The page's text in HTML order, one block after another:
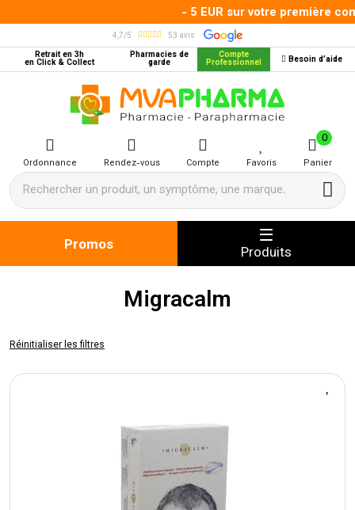
- 5 EUR sur votre première
4,7/5
53 avis
Retrait en 3h
en Click & Collect
Pharmacies de
garde
Compte
Professionnel Besoin d’aide
MVA Pharma Votre pharmacie
Ordonnance Rendez-vous Compte Favoris Panier
0
Promos Produits
Migracalm
Réinitialiser les filtres